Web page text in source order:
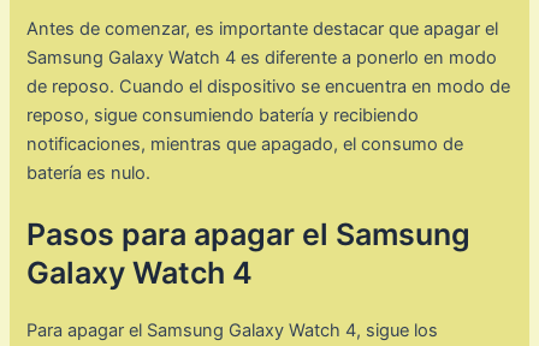
Antes de comenzar, es importante destacar que apagar el
Samsung Galaxy Watch 4 es diferente a ponerlo en modo
de reposo. Cuando el dispositivo se encuentra en modo de
reposo, sigue consumiendo batería y recibiendo
notificaciones, mientras que apagado, el consumo de
batería es nulo.
Pasos para apagar el Samsung
Galaxy Watch 4
Para apagar el Samsung Galaxy Watch 4, sigue los